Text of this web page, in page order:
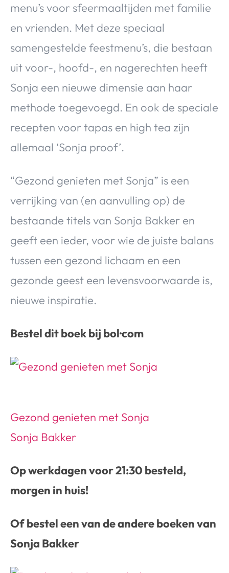
menu’s voor sfeermaaltijden met familie
en vrienden. Met deze speciaal
samengestelde feestmenu’s, die bestaan
uit voor-, hoofd-, en nagerechten heeft
Sonja een nieuwe dimensie aan haar
methode toegevoegd. En ook de speciale
recepten voor tapas en high tea zijn
allemaal ‘Sonja proof’.
“Gezond genieten met Sonja” is een
verrijking van (en aanvulling op) de
bestaande titels van Sonja Bakker en
geeft een ieder, voor wie de juiste balans
tussen een gezond lichaam en een
gezonde geest een levensvoorwaarde is,
nieuwe inspiratie.
Bestel dit boek bij bol·com
Gezond genieten met Sonja
Sonja Bakker
Op werkdagen voor 21:30 besteld,
morgen in huis!
Of bestel een van de andere boeken van
Sonja Bakker